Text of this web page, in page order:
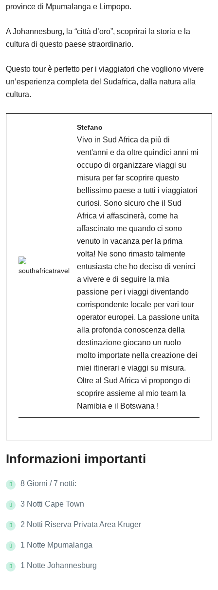
province di Mpumalanga e Limpopo.
A Johannesburg, la “città d’oro”, scoprirai la storia e la
cultura di questo paese straordinario.
Questo tour è perfetto per i viaggiatori che vogliono vivere
un’esperienza completa del Sudafrica, dalla natura alla
cultura.
Stefano
Vivo in Sud Africa da più di
vent'anni e da oltre quindici anni mi
occupo di organizzare viaggi su
misura per far scoprire questo
bellissimo paese a tutti i viaggiatori
curiosi. Sono sicuro che il Sud
Africa vi affascinerà, come ha
affascinato me quando ci sono
venuto in vacanza per la prima
volta! Ne sono rimasto talmente
entusiasta che ho deciso di venirci
a vivere e di seguire la mia
passione per i viaggi diventando
corrispondente locale per vari tour
operator europei. La passione unita
alla profonda conoscenza della
destinazione giocano un ruolo
molto importate nella creazione dei
miei itinerari e viaggi su misura.
Oltre al Sud Africa vi propongo di
scoprire assieme al mio team la
Namibia e il Botswana !
Informazioni importanti
8 Giorni / 7 notti:
3 Notti Cape Town
2 Notti Riserva Privata Area Kruger
1 Notte Mpumalanga
1 Notte Johannesburg